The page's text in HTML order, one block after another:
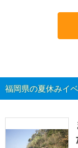
福岡県の夏休みイ